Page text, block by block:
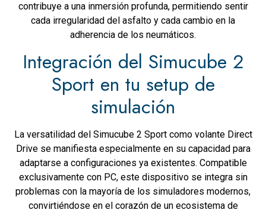
contribuye a una inmersión profunda, permitiendo sentir
cada irregularidad del asfalto y cada cambio en la
adherencia de los neumáticos.
Integración del Simucube 2
Sport en tu setup de
simulación
La versatilidad del Simucube 2 Sport como volante Direct
Drive se manifiesta especialmente en su capacidad para
adaptarse a configuraciones ya existentes. Compatible
exclusivamente con PC, este dispositivo se integra sin
problemas con la mayoría de los simuladores modernos,
convirtiéndose en el corazón de un ecosistema de